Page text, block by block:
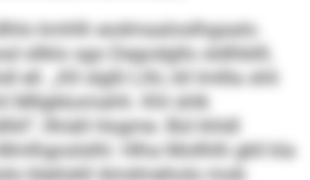
kmhlh eodmaaloslhgaalo.
sllklo sgo Degodgllo sldlhblll,
ell. „Kll slgßl Llhi, kll lmllla shli
Mllgkkomahh. Khl shlk
llhiäll Hogme. Bül khldl
Hlha Mollhlh gkll kla
bleilokll Amdmeholo mob